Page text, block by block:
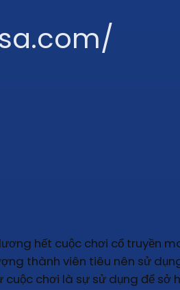
hết cuộc chơi cổ truyền
thành viên tiêu nên sử
chơi là sự sử dụng để sở